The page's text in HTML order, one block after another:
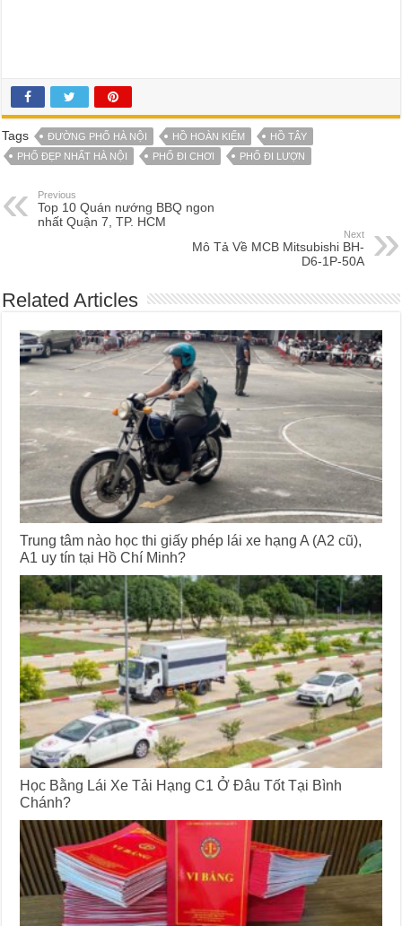
Tags ĐƯỜNG PHỐ HÀ NỘI HỒ HOÀN KIẾM
HỒ TÂY
PHỐ ĐẸP NHẤT HÀ NỘI
PHỐ ĐI CHƠI PHỐ ĐI LƯỢN
Previous
Top 10 Quán nướng BBQ ngon
nhất Quận 7, TP. HCM
Next
Mô Tả Về MCB Mitsubishi BH-
D6-1P-50A
Related Articles
Trung tâm nào học thi giấy phép lái xe hạng A (A2 cũ),
A1 uy tín tại Hồ Chí Minh?
Học Bằng Lái Xe Tải Hạng C1 Ở Đâu Tốt Tại Bình
Chánh?